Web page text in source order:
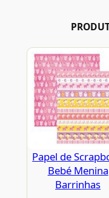
Papel de
Bebé Menina
Barrinhas